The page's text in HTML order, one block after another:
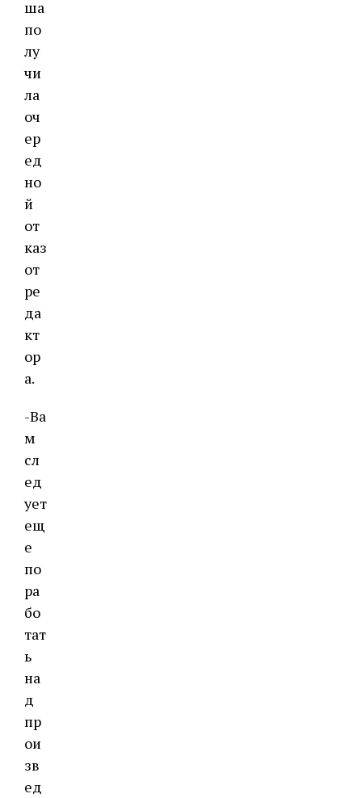
ша
по
лу
чи
ла
оч
ер
ед
но
й
от
каз
от
ре
да
кт
ор
а.
-Ва
м
сл
ед
ует
ещ
е
по
ра
бо
тат
ь
на
д
пр
ои
зв
ед